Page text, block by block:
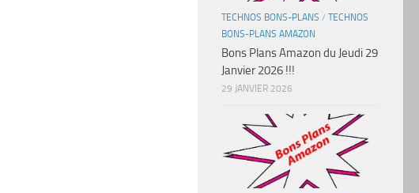
TECHNOS BONS-PLANS / TECHNOS
BONS-PLANS AMAZON
Bons Plans Amazon du Jeudi 29
Janvier 2026 !!!
29 JANVIER 2026